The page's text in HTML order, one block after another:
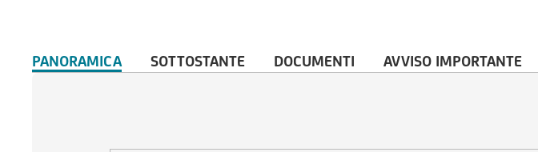
PANORAMICA SOTTOSTANTE DOCUMENTI AVVISO IMPORTANTE